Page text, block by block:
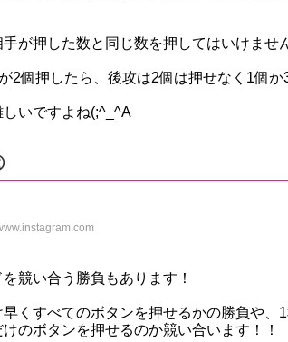
手が押した数と同じ数を押してはいけませ
2個押したら、後攻は2個は押せなく1個
しいですよね(;^_^A
競い合う勝負もあります！
早くすべてのボタンを押せるかの勝負や
のボタンを押せるのか競い合います！！